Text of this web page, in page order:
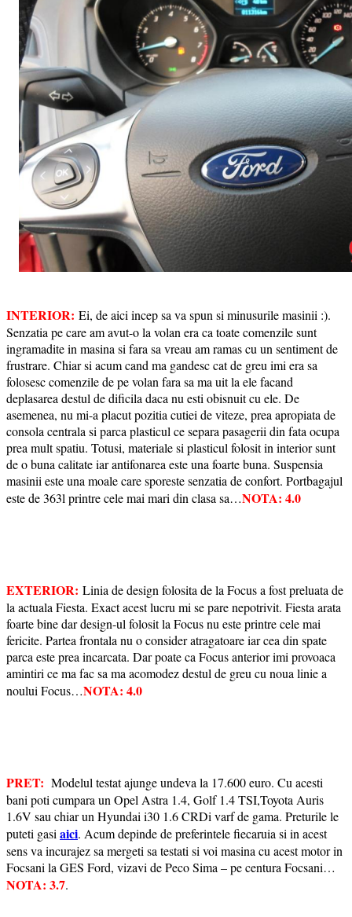
INTERIOR: Ei, de aici incep sa va spun si minusurile masinii :).
Senzatia pe care am avut-o la volan era ca toate comenzile sunt
ingramadite in masina si fara sa vreau am ramas cu un sentiment de
frustrare. Chiar si acum cand ma gandesc cat de greu imi era sa
folosesc comenzile de pe volan fara sa ma uit la ele facand
deplasarea destul de dificila daca nu esti obisnuit cu ele. De
asemenea, nu mi-a placut pozitia cutiei de viteze, prea apropiata de
consola centrala si parca plasticul ce separa pasagerii din fata ocupa
prea mult spatiu. Totusi, materiale si plasticul folosit in interior sunt
de o buna calitate iar antifonarea este una foarte buna. Suspensia
masinii este una moale care sporeste senzatia de confort. Portbagajul
este de 363l printre cele mai mari din clasa sa…NOTA: 4.0
EXTERIOR: Linia de design folosita de la Focus a fost preluata de
la actuala Fiesta. Exact acest lucru mi se pare nepotrivit. Fiesta arata
foarte bine dar design-ul folosit la Focus nu este printre cele mai
fericite. Partea frontala nu o consider atragatoare iar cea din spate
parca este prea incarcata. Dar poate ca Focus anterior imi provoaca
amintiri ce ma fac sa ma acomodez destul de greu cu noua linie a
noului Focus…NOTA: 4.0
PRET: Modelul testat ajunge undeva la 17.600 euro. Cu acesti
bani poti cumpara un Opel Astra 1.4, Golf 1.4 TSI,Toyota Auris
1.6V sau chiar un Hyundai i30 1.6 CRDi varf de gama. Preturile le
puteti gasi aici. Acum depinde de preferintele fiecaruia si in acest
sens va incurajez sa mergeti sa testati si voi masina cu acest motor in
Focsani la GES Ford, vizavi de Peco Sima – pe centura Focsani…
NOTA: 3.7.